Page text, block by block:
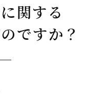
関する
ですか？